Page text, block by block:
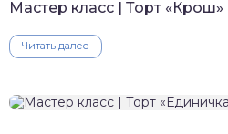
Мастер класс | Торт «Крош»
Читать далее